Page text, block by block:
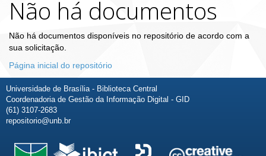
Não há documentos
Não há documentos disponíveis no repositório de acordo com a
sua solicitação.
Página inicial do repositório
Universidade de Brasília - Biblioteca Central
Coordenadoria de Gestão da Informação Digital - GID
(61) 3107-2683
repositorio@unb.br